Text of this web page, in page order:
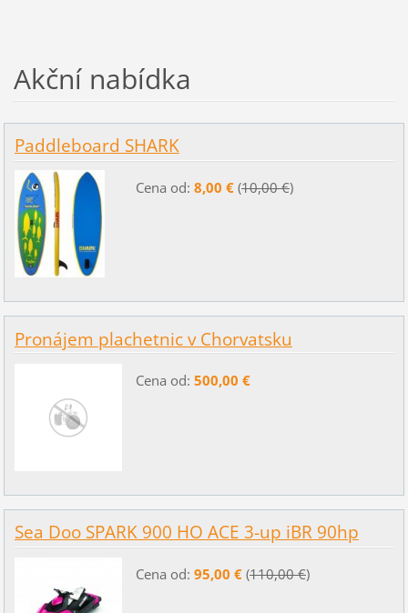
Akční nabídka
Paddleboard SHARK
Cena od: 8,00 €(10,00 €)
Pronájem plachetnic v Chorvatsku
Cena od: 500,00 €
Sea Doo SPARK 900 HO ACE 3-up iBR 90hp
Cena od: 95,00 €(110,00 €)